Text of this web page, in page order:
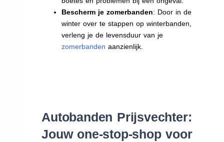
Bescherm je zomerbanden: Door in de
winter over te stappen op winterbanden,
verleng je de levensduur van je
zomerbanden aanzienlijk.
Autobanden Prijsvechter:
Jouw one-stop-shop voor